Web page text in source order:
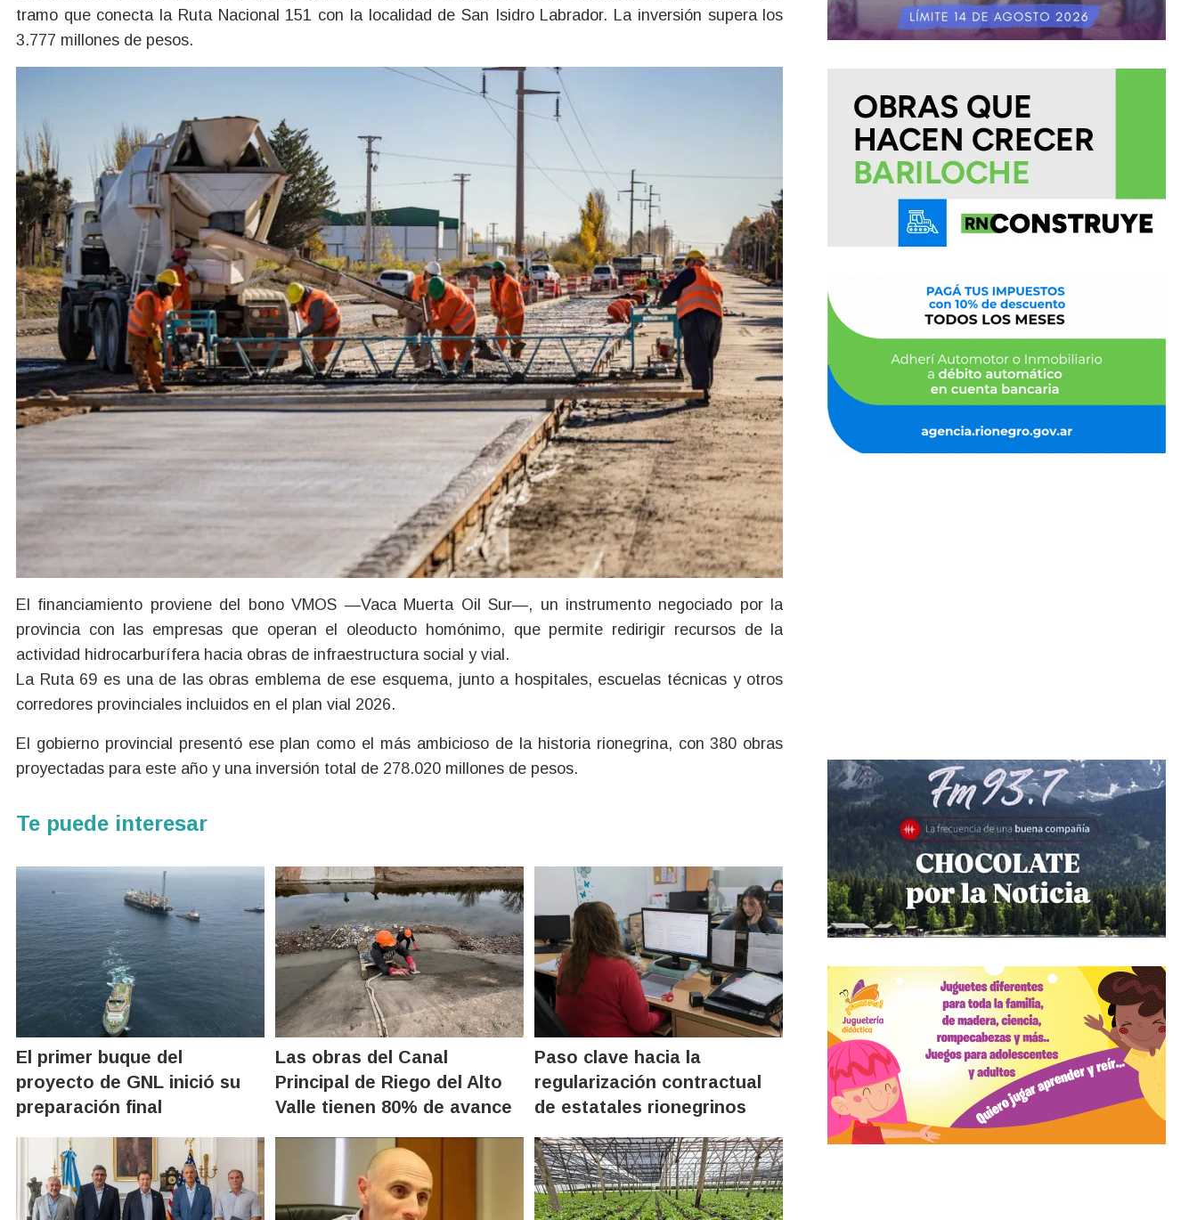
tramo que conecta la Ruta Nacional 151 con la localidad de San Isidro Labrador. La inversión supera los
3.777 millones de pesos.
El financiamiento proviene del bono VMOS —Vaca Muerta Oil Sur—, un instrumento negociado por la
provincia con las empresas que operan el oleoducto homónimo, que permite redirigir recursos de la
actividad hidrocarburífera hacia obras de infraestructura social y vial.
La Ruta 69 es una de las obras emblema de ese esquema, junto a hospitales, escuelas técnicas y otros
corredores provinciales incluidos en el plan vial 2026.
El gobierno provincial presentó ese plan como el más ambicioso de la historia rionegrina, con 380 obras
proyectadas para este año y una inversión total de 278.020 millones de pesos.
Te puede interesar
El primer buque del
proyecto de GNL inició su
preparación final
Las obras del Canal
Principal de Riego del Alto
Valle tienen 80% de avance
Paso clave hacia la
regularización contractual
de estatales rionegrinos